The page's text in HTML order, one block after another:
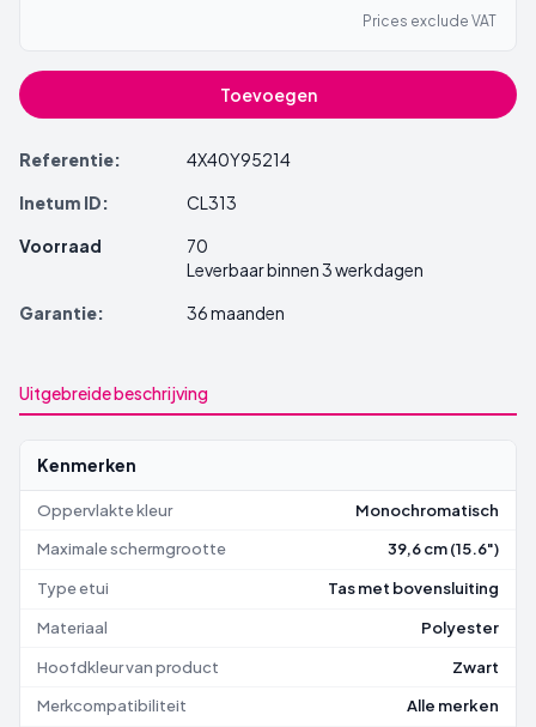
Prices exclude VAT
Toevoegen
Referentie:
4X40Y95214
Inetum ID:
CL313
Voorraad
70
Leverbaar binnen 3 werkdagen
Garantie:
36 maanden
Uitgebreide beschrijving
Kenmerken
Oppervlakte kleur Monochromatisch
Maximale schermgrootte 39,6 cm (15.6")
Type etui Tas met bovensluiting
Materiaal Polyester
Hoofdkleur van product Zwart
Merkcompatibiliteit Alle merken